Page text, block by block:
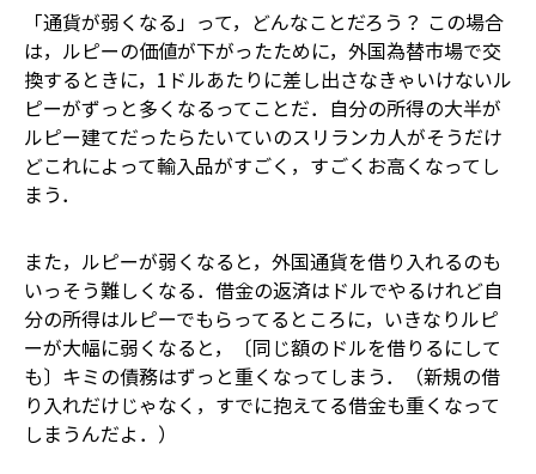
「通貨が弱くなる」って，どんなことだろう？ この場合
は，ルピーの価値が下がったために，外国為替市場で交
換するときに，1ドルあたりに差し出さなきゃいけないル
ピーがずっと多くなるってことだ．自分の所得の大半が
ルピー建てだったら――たいていのスリランカ人がそうだけ
ど――これによって輸入品がすごく，すごくお高くなってし
まう．
また，ルピーが弱くなると，外国通貨を借り入れるのも
いっそう難しくなる．借金の返済はドルでやるけれど自
分の所得はルピーでもらってるところに，いきなりルピ
ーが大幅に弱くなると，〔同じ額のドルを借りるにして
も〕キミの債務はずっと重くなってしまう．（新規の借
り入れだけじゃなく，すでに抱えてる借金も重くなって
しまうんだよ．）